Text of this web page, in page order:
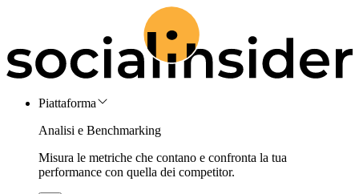
Piattaforma
Analisi e Benchmarking
Misura le metriche che contano e confronta la tua
performance con quella dei competitor.